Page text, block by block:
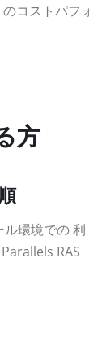
コストパフォ
方
環境での 利
RAS